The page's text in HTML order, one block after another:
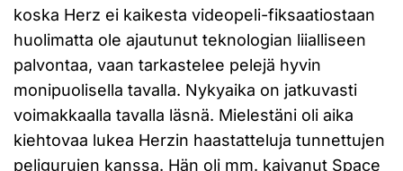
koska Herz ei kaikesta videopeli-fiksaatiostaan
huolimatta ole ajautunut teknologian liialliseen
palvontaa, vaan tarkastelee pelejä hyvin
monipuolisella tavalla. Nykyaika on jatkuvasti
voimakkaalla tavalla läsnä. Mielestäni oli aika
kiehtovaa lukea Herzin haastatteluja tunnettujen
peligurujen kanssa. Hän oli mm. kaivanut Space